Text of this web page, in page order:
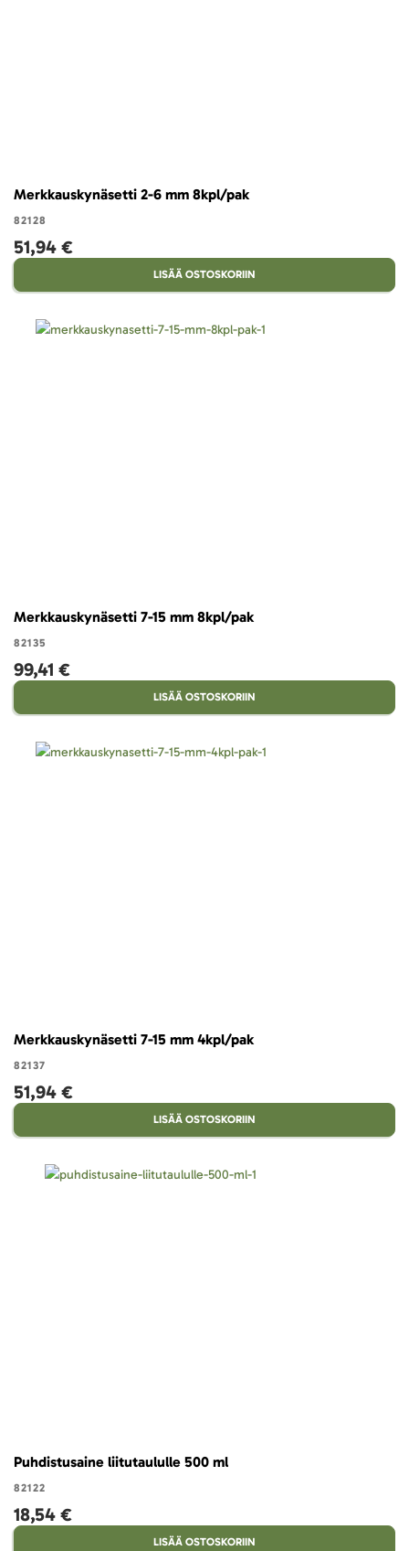
Merkkauskynäsetti 2-6 mm 8kpl/pak
82128
51,94 €
LISÄÄ OSTOSKORIIN
Merkkauskynäsetti 7-15 mm 8kpl/pak
82135
99,41 €
LISÄÄ OSTOSKORIIN
Merkkauskynäsetti 7-15 mm 4kpl/pak
82137
51,94 €
LISÄÄ OSTOSKORIIN
Puhdistusaine liitutaululle 500 ml
82122
18,54 €
LISÄÄ OSTOSKORIIN